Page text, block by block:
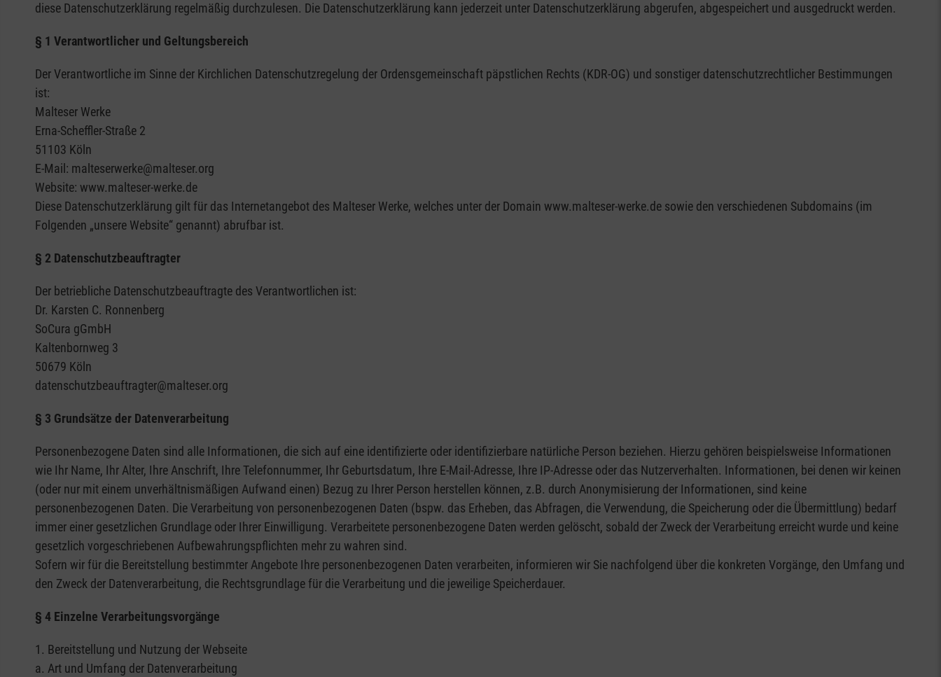
diese Datenschutzerklärung regelmäßig durchzulesen. Die Datenschutzerklärung kann jederzeit unter Datenschutzerklärung abgerufen, abgespeichert und ausgedruckt werden.
§ 1 Verantwortlicher und Geltungsbereich
Der Verantwortliche im Sinne der Kirchlichen Datenschutzregelung der Ordensgemeinschaft päpstlichen Rechts (KDR-OG) und sonstiger datenschutzrechtlicher Bestimmungen
ist:
Malteser Werke
Erna-Scheffler-Straße 2
51103 Köln
E-Mail: malteserwerke@malteser.org
Website: www.malteser-werke.de
Diese Datenschutzerklärung gilt für das Internetangebot des Malteser Werke, welches unter der Domain www.malteser-werke.de sowie den verschiedenen Subdomains (im
Folgenden „unsere Website“ genannt) abrufbar ist.
§ 2 Datenschutzbeauftragter
Der betriebliche Datenschutzbeauftragte des Verantwortlichen ist:
Dr. Karsten C. Ronnenberg
SoCura gGmbH
Kaltenbornweg 3
50679 Köln
datenschutzbeauftragter@malteser.org
§ 3 Grundsätze der Datenverarbeitung
Personenbezogene Daten sind alle Informationen, die sich auf eine identifizierte oder identifizierbare natürliche Person beziehen. Hierzu gehören beispielsweise Informationen
wie Ihr Name, Ihr Alter, Ihre Anschrift, Ihre Telefonnummer, Ihr Geburtsdatum, Ihre E-Mail-Adresse, Ihre IP-Adresse oder das Nutzerverhalten. Informationen, bei denen wir keinen
(oder nur mit einem unverhältnismäßigen Aufwand einen) Bezug zu Ihrer Person herstellen können, z.B. durch Anonymisierung der Informationen, sind keine
personenbezogenen Daten. Die Verarbeitung von personenbezogenen Daten (bspw. das Erheben, das Abfragen, die Verwendung, die Speicherung oder die Übermittlung) bedarf
immer einer gesetzlichen Grundlage oder Ihrer Einwilligung. Verarbeitete personenbezogene Daten werden gelöscht, sobald der Zweck der Verarbeitung erreicht wurde und keine
gesetzlich vorgeschriebenen Aufbewahrungspflichten mehr zu wahren sind.
Sofern wir für die Bereitstellung bestimmter Angebote Ihre personenbezogenen Daten verarbeiten, informieren wir Sie nachfolgend über die konkreten Vorgänge, den Umfang und
den Zweck der Datenverarbeitung, die Rechtsgrundlage für die Verarbeitung und die jeweilige Speicherdauer.
§ 4 Einzelne Verarbeitungsvorgänge
1. Bereitstellung und Nutzung der Webseite
a. Art und Umfang der Datenverarbeitung